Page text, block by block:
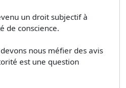
un droit subjectif à
de conscience.
nous méfier des avis
est une question